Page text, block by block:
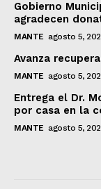
Gobierno
agradecen
MANTE agosto 5,
Avanza
MANTE agosto 5,
Entrega el Dr.
por casa en la
MANTE agosto 5,